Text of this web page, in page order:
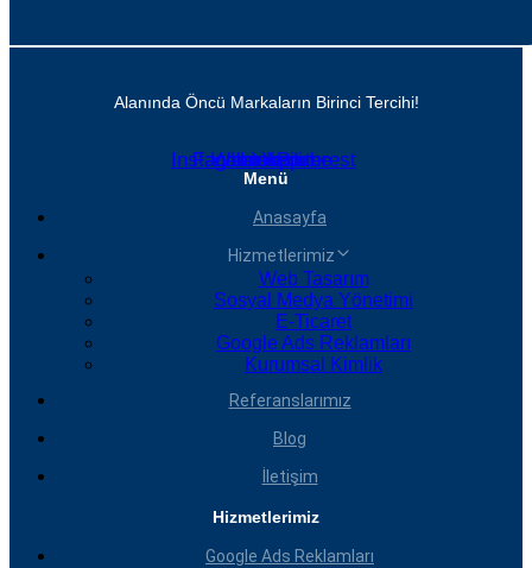
Alanında Öncü Markaların Birinci Tercihi!
Instagram
Facebook
Whatsapp
Linkedin
Youtube
Pinterest
Menü
Anasayfa
Hizmetlerimiz
Web Tasarım
Sosyal Medya Yönetimi
E-Ticaret
Google Ads Reklamları
Kurumsal Kimlik
Referanslarımız
Blog
İletişim
Hizmetlerimiz
Google Ads Reklamları